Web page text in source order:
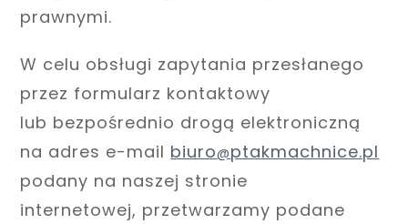
prawnymi.
W celu obsługi zapytania przesłanego
przez formularz kontaktowy
lub bezpośrednio drogą elektroniczną
na adres e-mail biuro@ptakmachnice.pl
podany na naszej stronie
internetowej, przetwarzamy podane